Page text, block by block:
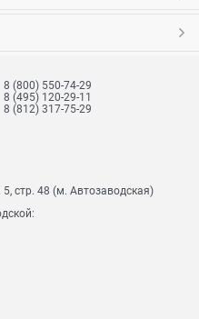
8 (800) 550-74-29
8 (495) 120-29-11
8 (812) 317-75-29
стр. 48 (м. Автозаводская)